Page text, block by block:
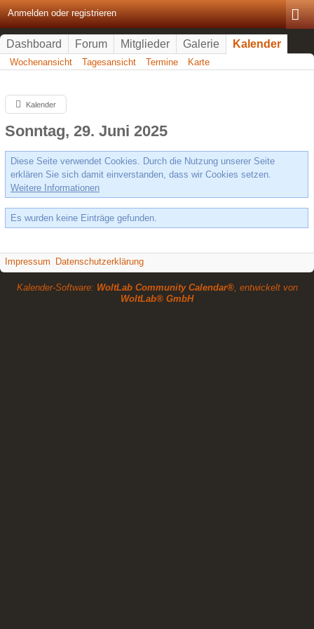
Anmelden oder registrieren
Dashboard Forum Mitglieder Galerie Kalender
Wochenansicht Tagesansicht Termine Karte
Kalender
Sonntag, 29. Juni 2025
Diese Seite verwendet Cookies. Durch die Nutzung unserer Seite
erklären Sie sich damit einverstanden, dass wir Cookies setzen.
Weitere Informationen
Es wurden keine Einträge gefunden.
Impressum Datenschutzerklärung
Kalender-Software: WoltLab Community Calendar®, entwickelt von
WoltLab® GmbH